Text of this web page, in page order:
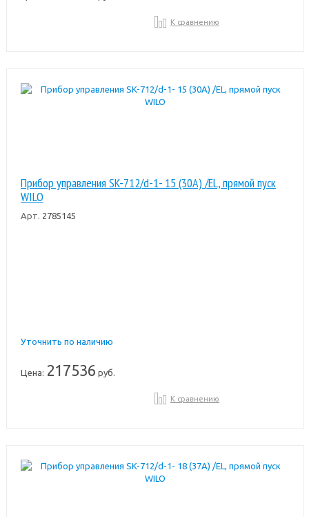
К сравнению
Прибор управления SK-712/d-1- 15 (30A) /EL, прямой пуск
WILO
Арт. 2785145
Уточнить по наличию
Цена: 217536 руб.
К сравнению